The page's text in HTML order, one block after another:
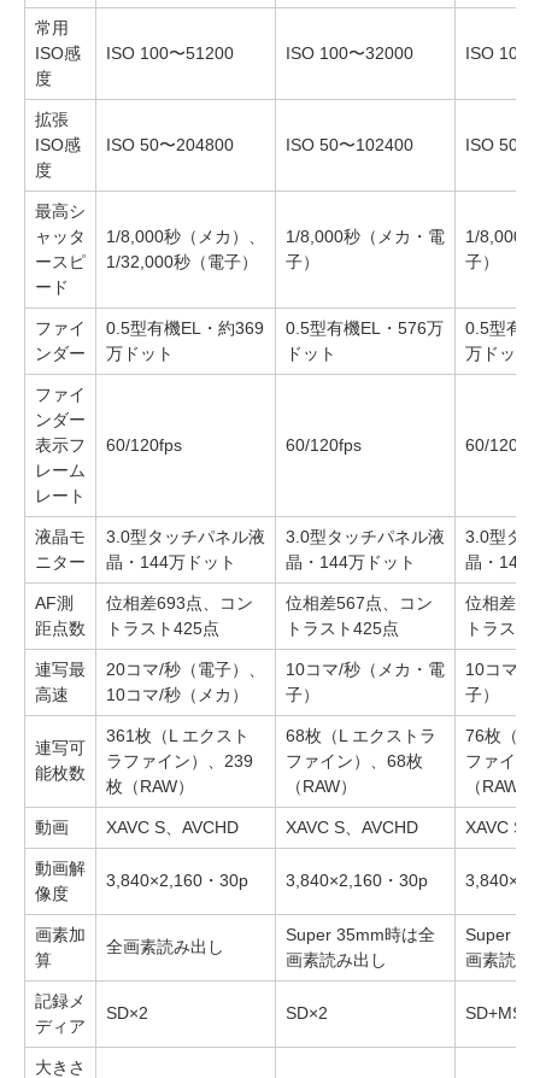
常用
ISO感
度
ISO 100〜51200 ISO 100〜32000 ISO 100
拡張
ISO感
度
ISO 50〜204800 ISO 50〜102400 ISO 50
最高シ
ャッタ
ースピ
ード
1/8,000秒（メカ）、
1/32,000秒（電子）
1/8,000秒（メカ・電
子）
1/8,000
子）
ファイ
ンダー
0.5型有機EL・約369
万ドット
0.5型有機EL・576万
ドット
0.5型有
万ドット
ファイ
ンダー
表示フ
レーム
レート
60/120fps 60/120fps 60/120fps
液晶モ
ニター
3.0型タッチパネル液
晶・144万ドット
3.0型タッチパネル液
晶・144万ドット
3.0型タ
晶・144
AF測
距点数
位相差693点、コン
トラスト425点
位相差567点、コン
トラスト425点
位相差
トラスト
連写最
高速
20コマ/秒（電子）、
10コマ/秒（メカ）
10コマ/秒（メカ・電
子）
10コマ/
子）
連写可
能枚数
361枚（L エクスト
ラファイン）、239
枚（RAW）
68枚（L エクストラ
ファイン）、68枚
（RAW）
76枚（L
ファイン
（RAW）
動画 XAVC S、AVCHD XAVC S、AVCHD XAVC S
動画解
像度
3,840×2,160・30p 3,840×2,160・30p
画素加
算
全画素読み出し
Super 35mm時は全
画素読み出し
Super
画素読み
記録メ
ディア
SD×2 SD×2 SD+MS
大きさ